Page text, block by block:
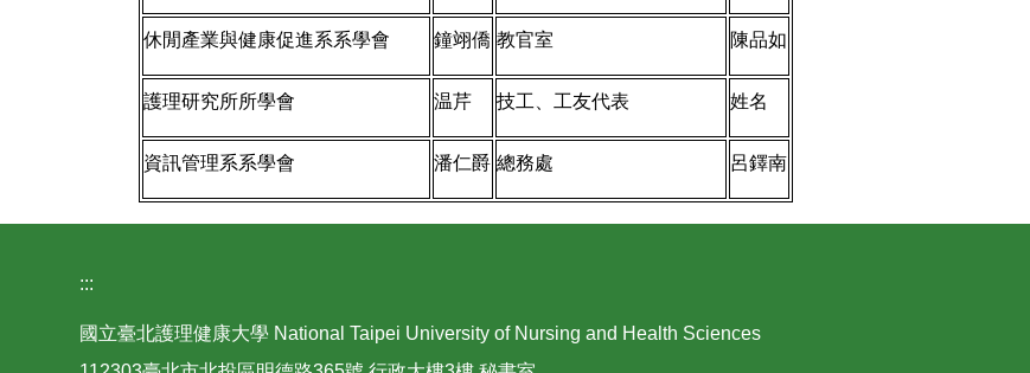
休閒產業與健康促進系系學會 鐘翊僑 教官室 陳品如
護理研究所所學會 温芹 技工、工友代表 姓名
資訊管理系系學會 潘仁爵 總務處 呂鐸南
:::
國立臺北護理健康大學 National Taipei University of Nursing and Health Sciences